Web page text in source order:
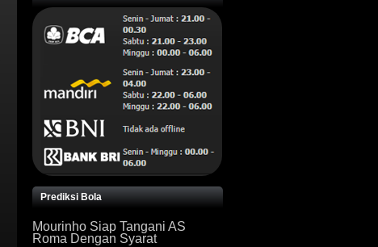
Prediksi Bola
Mourinho Siap Tangani AS
Roma Dengan Syarat